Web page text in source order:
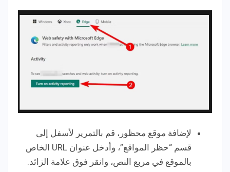
لإضافة موقع محظور، قم بالتمرير لأسفل إلى
قسم “حظر المواقع”، وأدخل عنوان URL الخاص
بالموقع في مربع النص، وانقر فوق علامة الزائد.